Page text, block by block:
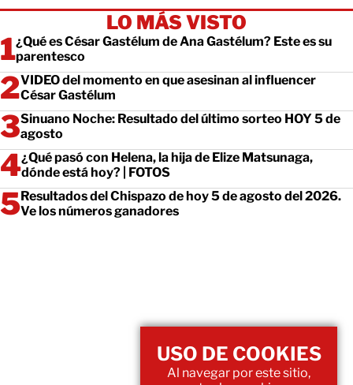
LO MÁS VISTO
¿Qué es César Gastélum de Ana Gastélum? Este es su
parentesco
VIDEO del momento en que asesinan al influencer
César Gastélum
Sinuano Noche: Resultado del último sorteo HOY 5 de
agosto
¿Qué pasó con Helena, la hija de Elize Matsunaga,
dónde está hoy? | FOTOS
Resultados del Chispazo de hoy 5 de agosto del 2026.
Ve los números ganadores
USO DE COOKIES
Al navegar por este sitio,